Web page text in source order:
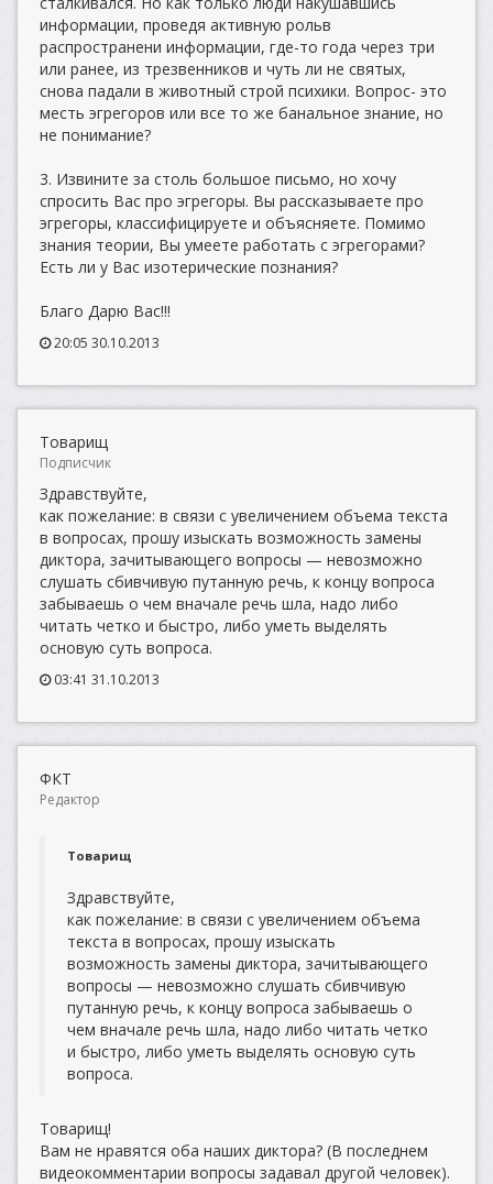
информации, проведя активную рольв
распространени информации, где-то года через три
или ранее, из трезвенников и чуть ли не святых,
снова падали в животный строй психики. Вопрос- это
месть эгрегоров или все то же банальное знание, но
не понимание?
3. Извините за столь большое письмо, но хочу
спросить Вас про эгрегоры. Вы рассказываете про
эгрегоры, классифицируете и объясняете. Помимо
знания теории, Вы умеете работать с эгрегорами?
Есть ли у Вас изотерические познания?
Благо Дарю Вас!!!
20:05 30.10.2013
Товарищ
Подписчик
Здравствуйте,
как пожелание: в связи с увеличением объема текста
в вопросах, прошу изыскать возможность замены
диктора, зачитывающего вопросы — невозможно
слушать сбивчивую путанную речь, к концу вопроса
забываешь о чем вначале речь шла, надо либо
читать четко и быстро, либо уметь выделять
основую суть вопроса.
03:41 31.10.2013
ФКТ
Редактор
Товарищ
Здравствуйте,
как пожелание: в связи с увеличением объема
текста в вопросах, прошу изыскать
возможность замены диктора, зачитывающего
вопросы — невозможно слушать сбивчивую
путанную речь, к концу вопроса забываешь о
чем вначале речь шла, надо либо читать четко
и быстро, либо уметь выделять основую суть
вопроса.
Товарищ!
Вам не нравятся оба наших диктора? (В последнем
видеокомментарии вопросы задавал другой человек).